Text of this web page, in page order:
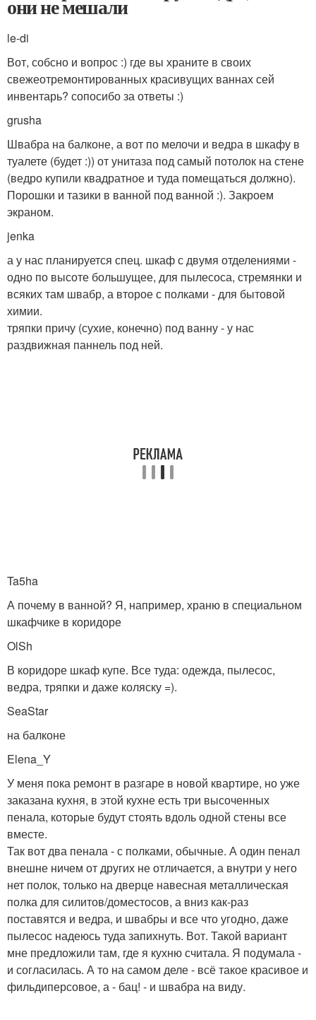
они не мешали
le-di
Вот, собсно и вопрос :) где вы храните в своих
свежеотремонтированных красивущих ваннах сей
инвентарь? сопосибо за ответы :)
grusha
Швабра на балконе, а вот по мелочи и ведра в шкафу в
туалете (будет :)) от унитаза под самый потолок на стене
(ведро купили квадратное и туда помещаться должно).
Порошки и тазики в ванной под ванной :). Закроем
экраном.
jenka
а у нас планируется спец. шкаф с двумя отделениями -
одно по высоте большущее, для пылесоса, стремянки и
всяких там швабр, а второе с полками - для бытовой
химии.
тряпки причу (сухие, конечно) под ванну - у нас
раздвижная паннель под ней.
Ta5ha
А почему в ванной? Я, например, храню в специальном
шкафчике в коридоре
OlSh
В коридоре шкаф купе. Все туда: одежда, пылесос,
ведра, тряпки и даже коляску =).
SeaStar
на балконе
Elena_Y
У меня пока ремонт в разгаре в новой квартире, но уже
заказана кухня, в этой кухне есть три высоченных
пенала, которые будут стоять вдоль одной стены все
вместе.
Так вот два пенала - с полками, обычные. А один пенал
внешне ничем от других не отличается, а внутри у него
нет полок, только на дверце навесная металлическая
полка для силитов/доместосов, а вниз как-раз
поставятся и ведра, и швабры и все что угодно, даже
пылесос надеюсь туда запихнуть. Вот. Такой вариант
мне предложили там, где я кухню считала. Я подумала -
и согласилась. А то на самом деле - всё такое красивое и
фильдиперсовое, а - бац! - и швабра на виду.